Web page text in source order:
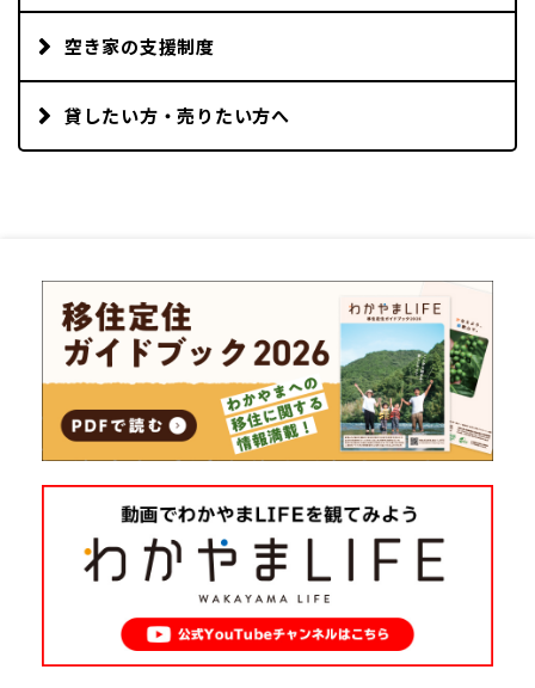
空き家の支援制度
貸したい方・売りたい方へ